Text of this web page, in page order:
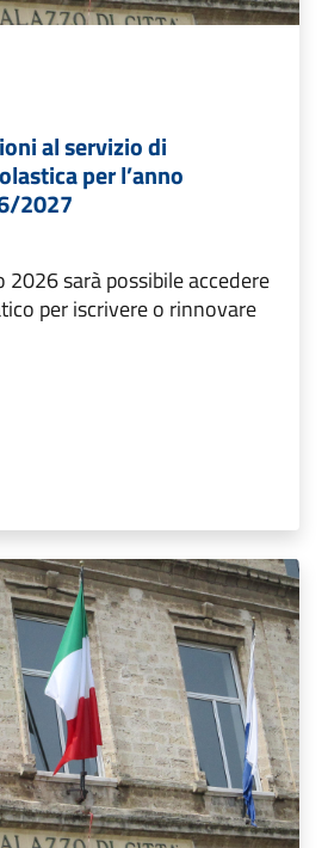
al servizio di
per l’anno
2027
2026 sarà possibile accedere
per iscrivere o rinnovare